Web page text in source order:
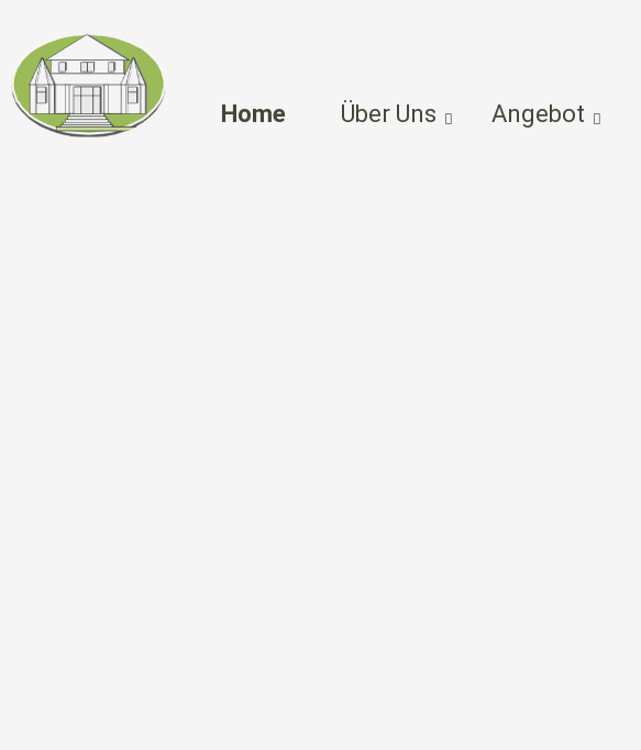
Home Über Uns Angebot